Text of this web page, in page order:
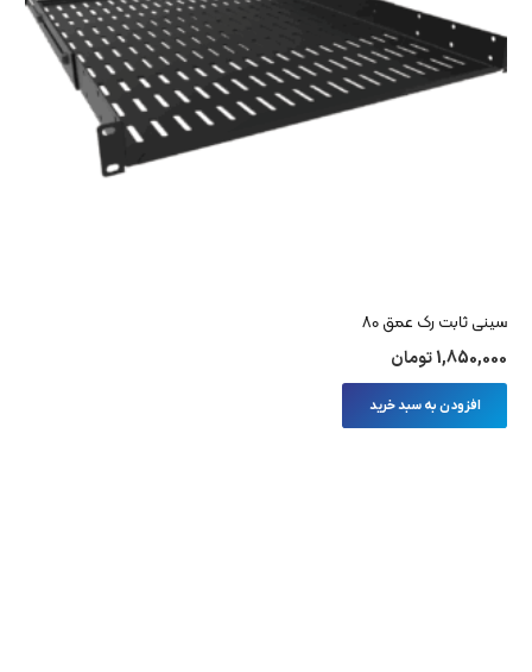
سینی ثابت رک عمق 80
1,850,000تومان
افزودن به سبد خرید